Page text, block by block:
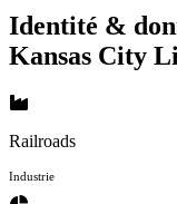
Identité &
Kansas City Li
Railroads
Industrie